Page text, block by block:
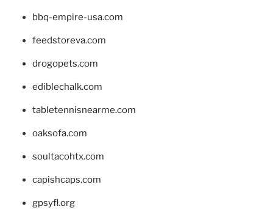
bbq-empire-usa.com
feedstoreva.com
drogopets.com
ediblechalk.com
tabletennisnearme.com
oaksofa.com
soultacohtx.com
capishcaps.com
gpsyfl.org